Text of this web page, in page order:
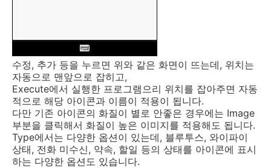
수정, 추가 등을 누르면 위와 같은 화면이 뜨는데, 위치는
자동으로 맨앞으로 잡히고,
Execute에서 실행한 프로그램으리 위치를 잡아주면 자동
적으로 해당 아이콘과 이름이 적용이 됩니다.
다만 기존 아이콘의 화질이 별로 안좋은 경우에는 Image
부분을 클릭해서 화질이 높은 이미지를 적용해도 됩니다.
Type에서는 다양한 옵션이 있는데, 블루투스, 와이파이
상태, 전화 미수신, 약속, 할일 등의 상태를 아이콘에 표시
하는 다양한 옵션도 있습니다.